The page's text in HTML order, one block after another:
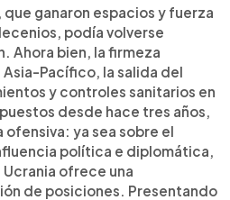
que ganaron espacios y fuerza
podía volverse
Ahora bien, la firmeza
Pacífico, la salida del
y controles sanitarios en
desde hace tres años,
ofensiva: ya sea sobre el
política e diplomática,
ofrece una
de posiciones. Presentando